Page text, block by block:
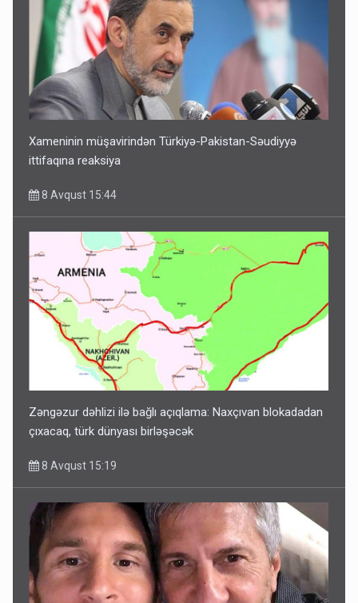
Xameninin müşavirindən Türkiyə-Pakistan-Səudiyyə
ittifaqına reaksiya
8 Avqust 15:44
Zəngəzur dəhlizi ilə bağlı açıqlama: Naxçıvan blokadadan
çıxacaq, türk dünyası birləşəcək
8 Avqust 15:19